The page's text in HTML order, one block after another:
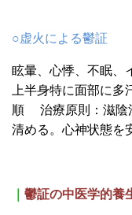
○虚火による鬱証
眩暈、心悸、不眠、
上半身特に面部に
順
治療原則：滋陰
清める。心神状態を
鬱証の中医学的養